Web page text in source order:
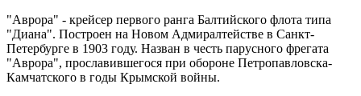
"Аврора" - крейсер первого ранга Балтийского флота типа
"Диана". Построен на Новом Адмиралтействе в Санкт-
Петербурге в 1903 году. Назван в честь парусного фрегата
"Аврора", прославившегося при обороне Петропавловска-
Камчатского в годы Крымской войны.